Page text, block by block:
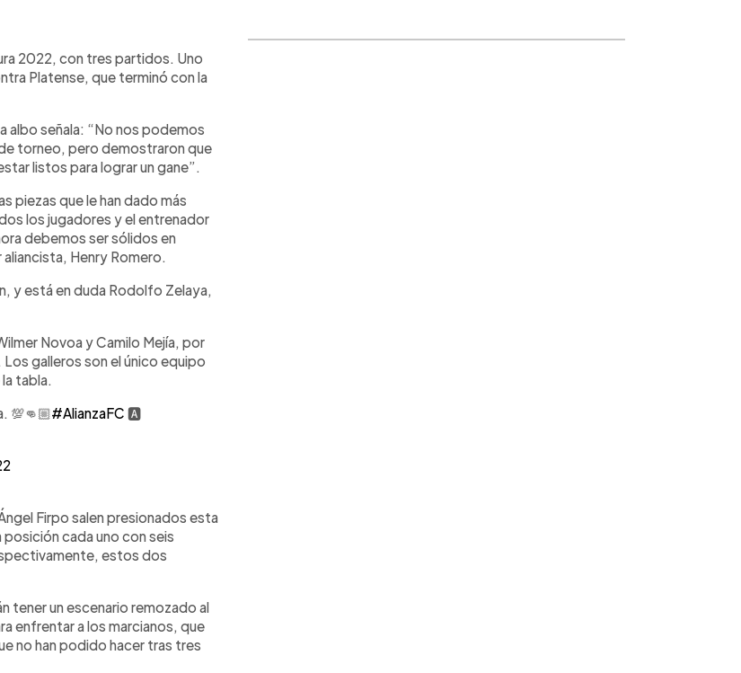
2022, con tres partidos. Uno
Platense, que terminó con la
albo señala: “No nos podemos
torneo, pero demostraron que
listos para lograr un gane”.
piezas que le han dado más
los jugadores y el entrenador
debemos ser sólidos en
Henry Romero.
y está en duda Rodolfo Zelaya,
Novoa y Camilo Mejía, por
galleros son el único equipo
tabla.
💯👊🏼#AlianzaFC 🅰️
Firpo salen presionados esta
cada uno con seis
estos dos
tener un escenario remozado al
enfrentar a los marcianos, que
no han podido hacer tras tres